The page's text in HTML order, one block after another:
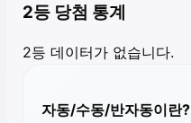
2등 당첨 통계
2등 데이터가 없습니다.
자동/수동/반자동이란?